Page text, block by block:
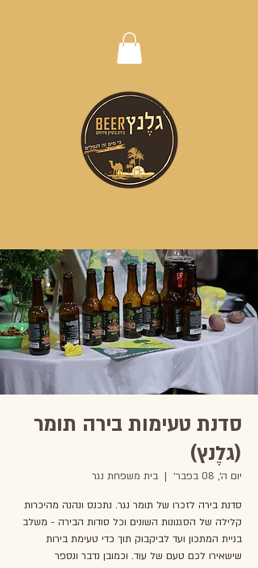
סדנת טעימות בירה תומר
(גלֶנץ)
יום ה׳, 08 בפבר׳
  |
בית משפחת נגר
סדנת בירה לזכרו של תומר נגר. נתכנס ונהנה מהיכרות
קלילה של הסגנונות השונים וכל סודות הבירה - משלב
בניית המתכון ועד לביקבוק תוך כדי טעימת בירות
שישאירו לכם טעם של עוד. וכמובן נדבר ונספר